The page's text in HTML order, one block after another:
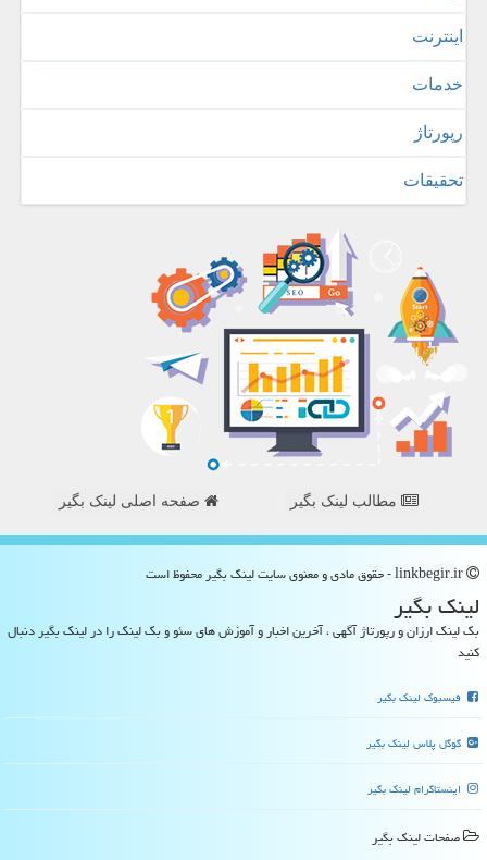
اینترنت
خدمات
رپورتاژ
تحقیقات
مطالب لینک بگیر صفحه اصلی لینک بگیر
لینك بگیر
بک لینک ارزان و رپورتاژ آگهی ، آخرین اخبار و آموزش های سئو و بک لینک را در لینک بگیر دنبال
کنید
فیسبوک لینک بگیر
گوگل پلاس لینک بگیر
اینستاگرام لینک بگیر
صفحات لینك بگیر